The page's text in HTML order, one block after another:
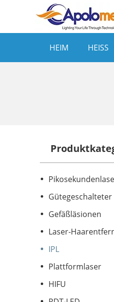
HEIM HEISS
Gütegeschalteter
Gefäßläsionen
Laser-
IPL
Plattformlaser
HIFU